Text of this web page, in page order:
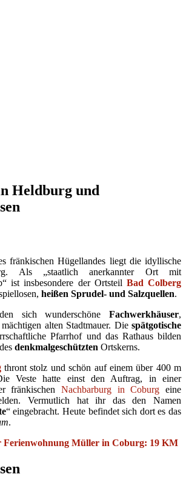
Heldburg und
fränkischen Hügellandes liegt die idyllische
Als „staatlich anerkannter Ort mit
ist insbesondere der Ortsteil Bad Colberg
heißen Sprudel- und Salzquellen.
sich wunderschöne Fachwerkhäuser,
alten Stadtmauer. Die spätgotische
Pfarrhof und das Rathaus bilden
denkmalgeschützten Ortskerns.
thront stolz und schön auf einem über 400 m
Veste hatte einst den Auftrag, in einer
fränkischen Nachbarburg in Coburg eine
Vermutlich hat ihr das den Namen
“ eingebracht. Heute befindet sich dort es das
.
Ferienwohnung Müller in Coburg: 19 KM